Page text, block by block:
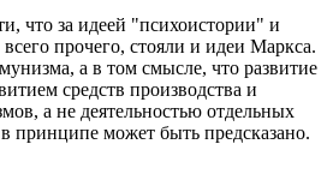
что за идеей "психоистории" и
прочего, стояли и идеи Маркса.
а в том смысле, что развитие
средств производства и
а не деятельностью отдельных
принципе может быть предсказано.